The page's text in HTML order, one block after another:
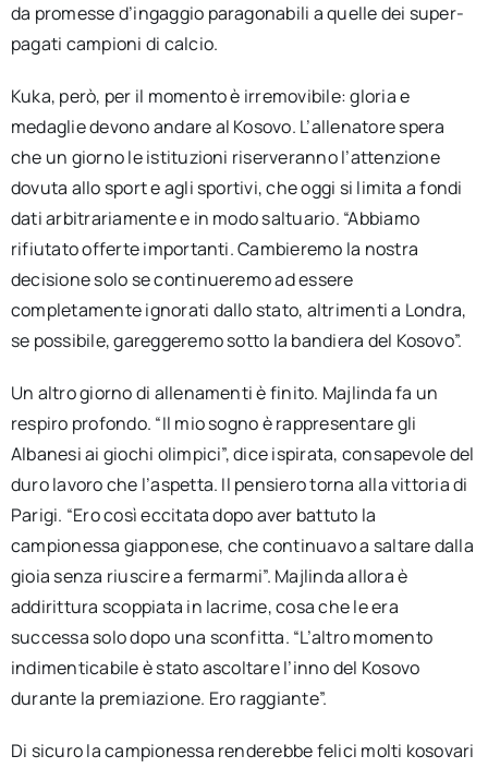
da promesse d’ingaggio paragonabili a quelle dei super-
pagati campioni di calcio.
Kuka, però, per il momento è irremovibile: gloria e
medaglie devono andare al Kosovo. L’allenatore spera
che un giorno le istituzioni riserveranno l’attenzione
dovuta allo sport e agli sportivi, che oggi si limita a fondi
dati arbitrariamente e in modo saltuario. “Abbiamo
rifiutato offerte importanti. Cambieremo la nostra
decisione solo se continueremo ad essere
completamente ignorati dallo stato, altrimenti a Londra,
se possibile, gareggeremo sotto la bandiera del Kosovo”.
Un altro giorno di allenamenti è finito. Majlinda fa un
respiro profondo. “Il mio sogno è rappresentare gli
Albanesi ai giochi olimpici”, dice ispirata, consapevole del
duro lavoro che l’aspetta. Il pensiero torna alla vittoria di
Parigi. “Ero così eccitata dopo aver battuto la
campionessa giapponese, che continuavo a saltare dalla
gioia senza riuscire a fermarmi”. Majlinda allora è
addirittura scoppiata in lacrime, cosa che le era
successa solo dopo una sconfitta. “L’altro momento
indimenticabile è stato ascoltare l’inno del Kosovo
durante la premiazione. Ero raggiante”.
Di sicuro la campionessa renderebbe felici molti kosovari